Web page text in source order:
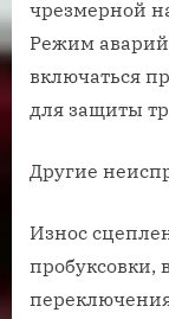
чрезмерной
Режим
включаться
для защиты
Другие
Износ
пробуксовки,